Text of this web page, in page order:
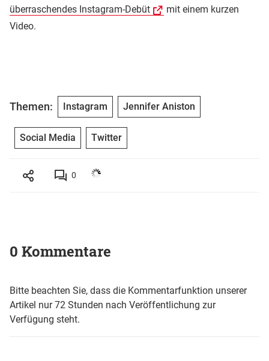
überraschendes Instagram-Debüt
mit einem kurzen
Video.
Themen: Instagram Jennifer Aniston
Social Media Twitter
0
0 Kommentare
Bitte beachten Sie, dass die Kommentarfunktion unserer
Artikel nur 72 Stunden nach Veröffentlichung zur
Verfügung steht.